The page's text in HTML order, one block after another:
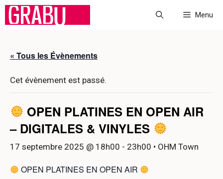
Aller
Menu
« Tous les Évènements
Cet évènement est passé.
OPEN PLATINES EN OPEN AIR
– DIGITALES & VINYLES
17 septembre 2025 @ 18h00 - 23h00 • OHM Town
OPEN PLATINES EN OPEN AIR